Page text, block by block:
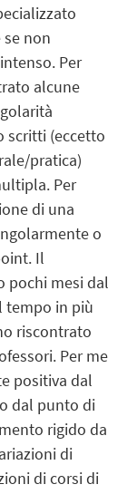
non
Per
alcune
scritti (eccetto
pratica)
Per
di una
o
Il
pochi mesi dal
tempo in più
riscontrato
Per me
positiva dal
dal punto di
rigido da
di
di corsi di